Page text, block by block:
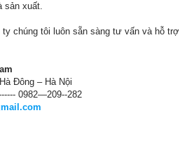
sản xuất.
chúng tôi luôn sẵn sàng tư vấn và hỗ
Đông – Hà Nội
0982—209--282